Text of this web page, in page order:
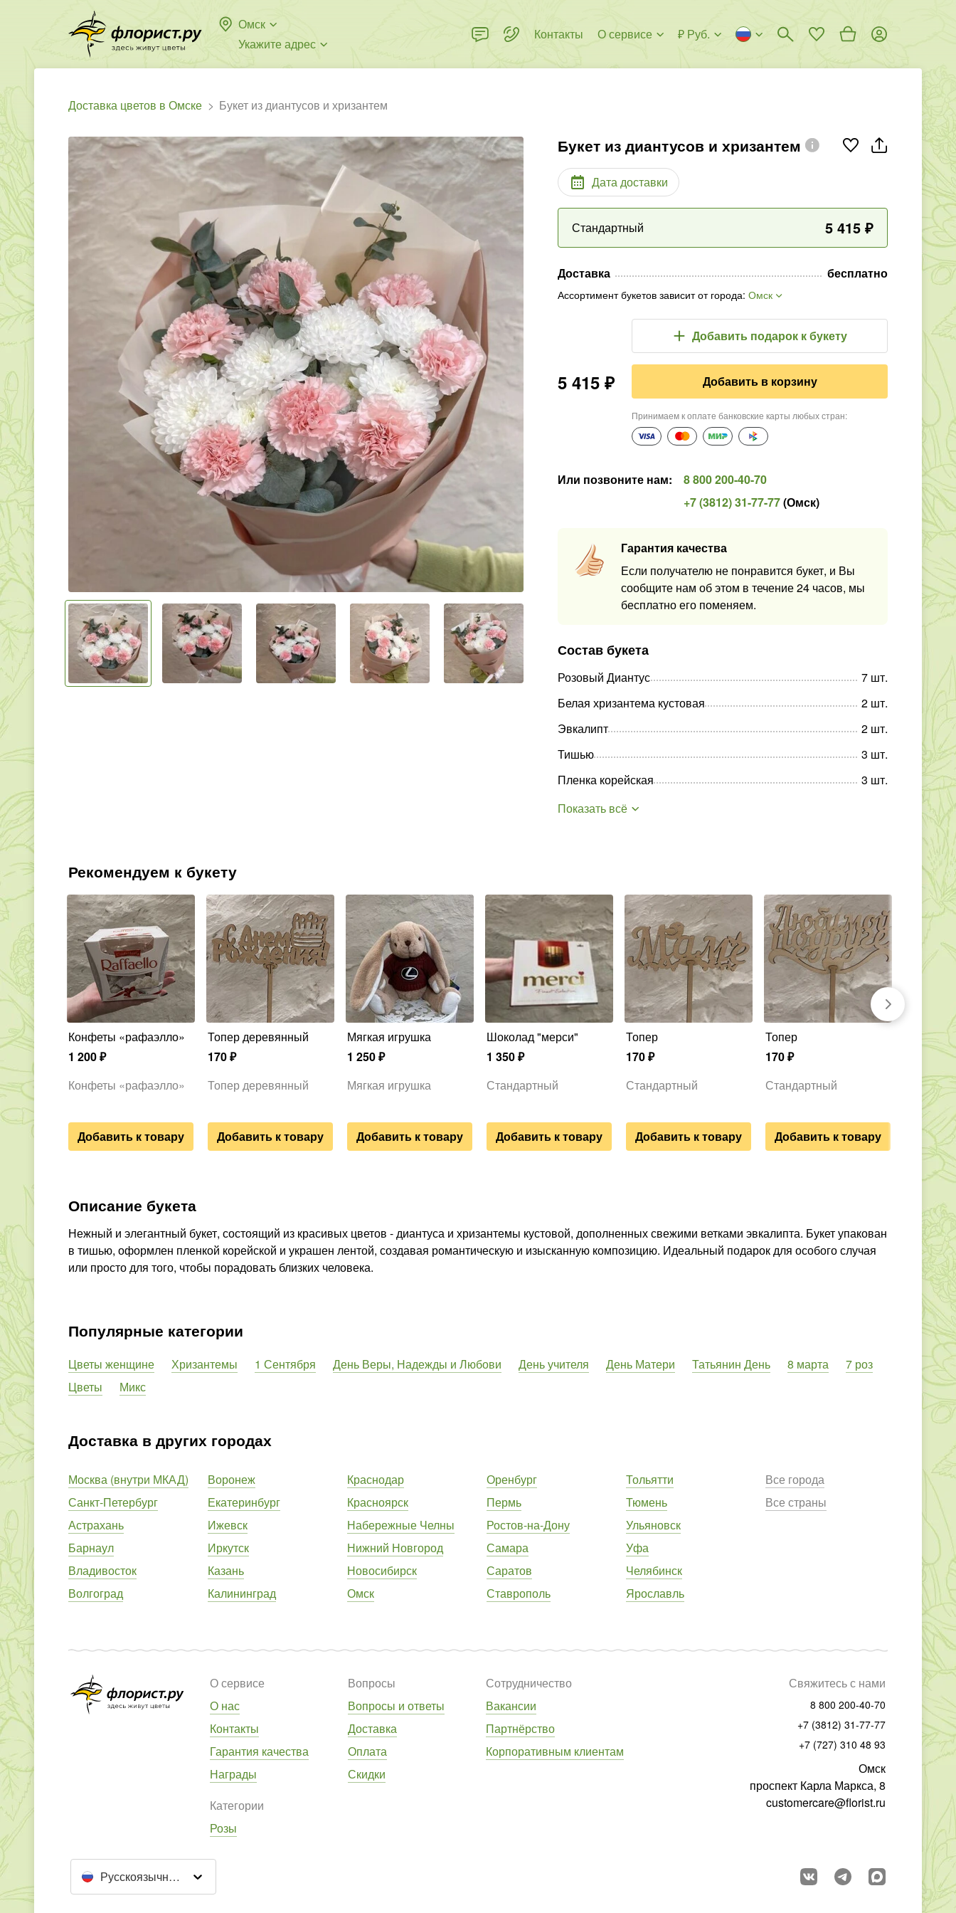
Омск
Укажите адрес
Контакты О сервисе ₽ Руб.
Доставка цветов в Омске Букет из диантусов и хризантем
Букет из диантусов и хризантем
Дата доставки
Стандартный 5 415 ₽
Доставка бесплатно
Ассортимент букетов зависит от города:Омск
5 415 ₽
Добавить подарок к букету
Добавить в корзину
Принимаем к оплате банковские карты любых стран:
Или позвоните нам:
8 800 200-40-70
+7 (3812) 31-77-77(Омск)
Гарантия качества
Если получателю не понравится букет, и Вы
сообщите нам об этом в течение 24 часов, мы
бесплатно его поменяем.
Состав букета
Розовый Диантус 7 шт.
Белая хризантема кустовая
2 шт.
Эвкалипт
2 шт.
Тишью
3 шт.
Пленка корейская
3 шт.
Показать всё
Рекомендуем к букету
Конфеты «рафаэлло»
1 200₽
Конфеты «рафаэлло»
Добавить к товару
Топер деревянный
170₽
Топер деревянный
Добавить к товару
Мягкая игрушка
1 250₽
Мягкая игрушка
Добавить к товару
Шоколад "мерси"
1 350₽
Стандартный
Добавить к товару
Топер
170₽
Стандартный
Добавить к товару
Топер
170₽
Стандартный
Добавить к товару
Топер
Описание букета
Нежный и элегантный букет, состоящий из красивых цветов - диантуса и хризантемы кустовой, дополненных свежими ветками эвкалипта. Букет упакован
в тишью, оформлен пленкой корейской и украшен лентой, создавая романтическую и изысканную композицию. Идеальный подарок для особого случая
или просто для того, чтобы порадовать близких человека.
Популярные категории
Цветы женщине Хризантемы 1 Сентября День Веры, Надежды и Любови День учителя День Матери Татьянин День 8 марта
7 роз
Цветы
Микс
Доставка в других городах
Москва (внутри МКАД)
Санкт-Петербург
Астрахань
Барнаул
Владивосток
Волгоград
Воронеж
Екатеринбург
Ижевск
Иркутск
Казань
Калининград
Краснодар
Красноярск
Набережные Челны
Нижний Новгород
Новосибирск
Омск
Оренбург
Пермь
Ростов-на-Дону
Самара
Саратов
Ставрополь
Тольятти
Тюмень
Ульяновск
Уфа
Челябинск
Ярославль
Все города
Все страны
О сервисе
О нас
Контакты
Гарантия качества
Награды
Вопросы
Вопросы и ответы
Доставка
Оплата
Скидки
Сотрудничество
Вакансии
Партнёрство
Корпоративным клиентам
Категории
Розы
Свяжитесь с нами
8 800 200-40-70
+7 (3812) 31-77-77
+7 (727) 310 48 93
Омск
проспект Карла Маркса, 8
customercare@florist.ru
Русскоязычный сайт